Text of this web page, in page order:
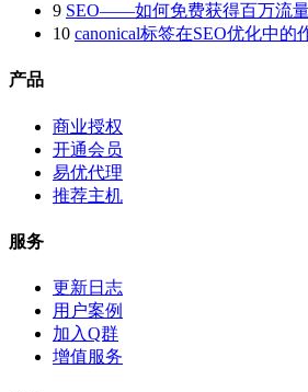
9 SEO——如何免费获得百万流
10 canonical标签在SEO优化中的
产品
商业授权
开通会员
易优代理
推荐主机
服务
更新日志
用户案例
加入Q群
增值服务